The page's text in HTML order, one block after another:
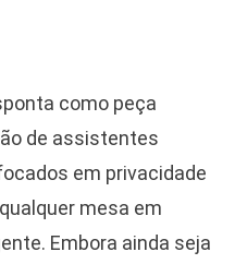
como peça
de assistentes
em privacidade
mesa em
Embora ainda seja